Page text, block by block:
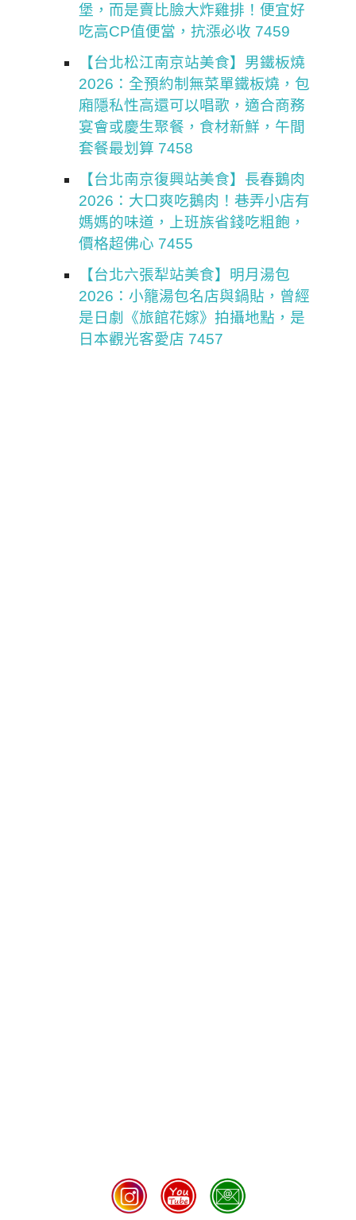
堡，而是賣比臉大炸雞排！便宜好
吃高CP值便當，抗漲必收 7459
【台北松江南京站美食】男鐵板燒
2026：全預約制無菜單鐵板燒，包
廂隱私性高還可以唱歌，適合商務
宴會或慶生聚餐，食材新鮮，午間
套餐最划算 7458
【台北南京復興站美食】長春鵝肉
2026：大口爽吃鵝肉！巷弄小店有
媽媽的味道，上班族省錢吃粗飽，
價格超佛心 7455
【台北六張犁站美食】明月湯包
2026：小籠湯包名店與鍋貼，曾經
是日劇《旅館花嫁》拍攝地點，是
日本觀光客愛店 7457